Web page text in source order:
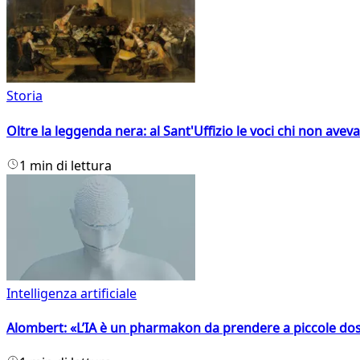
Storia
Oltre la leggenda nera: al Sant'Uffizio le voci chi non
1 min di lettura
Intelligenza artificiale
Alombert: «L’IA è un pharmakon da prendere a piccole